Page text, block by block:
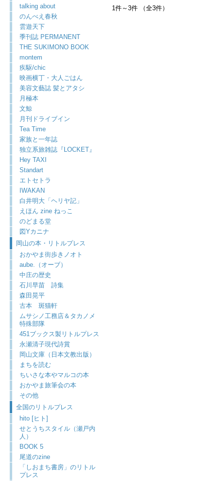
talking about
のんべえ春秋
雲遊天下
季刊誌 PERMANENT
THE SUKIMONO BOOK
montem
疾駆/chic
映画横丁・大人ごはん
美容文藝誌 髪とアタシ
月極本
文鯨
月刊ドライブイン
Tea Time
家族と一年誌
独立系旅雑誌『LOCKET』
Hey TAXI
Standart
エトセトラ
IWAKAN
白井明大「ヘリヤ記」
えほん zine ねっこ
のどまる堂
図Yカニナ
岡山の本・リトルプレス
おかやま街歩きノオト
aube.（オーブ）
中庄の歴史
石川早苗 詩集
森田晃平
古本 斑猫軒
ムサシノ工務店＆タカノメ
特殊部隊
451ブックス製リトルプレス
永瀬清子現代詩賞
岡山文庫（日本文教出版）
まちを読む
ちいさな本やマルコの本
おかやま旅筆会の本
その他
全国のリトルプレス
hito [ヒト]
せとうちスタイル（瀬戸内
人）
BOOK 5
尾道のzine
「しおまち書房」のリトル
プレス
1件～3件 （全3件）